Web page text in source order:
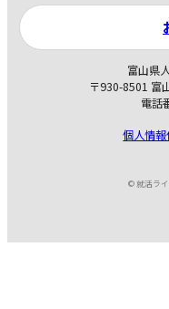
富山県
〒930-8501 富
電話
個人情
© 就活ラ